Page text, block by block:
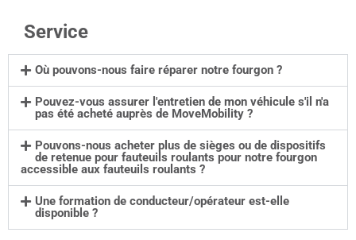
Service
Où pouvons-nous faire réparer notre fourgon ?
Pouvez-vous assurer l'entretien de mon véhicule s'il n'a
pas été acheté auprès de MoveMobility ?
Pouvons-nous acheter plus de sièges ou de dispositifs
de retenue pour fauteuils roulants pour notre fourgon
accessible aux fauteuils roulants ?
Une formation de conducteur/opérateur est-elle
disponible ?